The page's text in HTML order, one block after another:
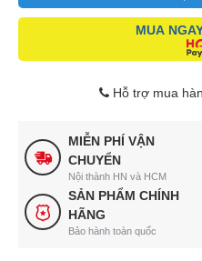
MUA
Hỗ trợ mua
MIỄN PHÍ VẬN
CHUYỂN
Nội thành HN và HCM
SẢN PHẨM CHÍNH
HÃNG
Bảo hành toàn quốc